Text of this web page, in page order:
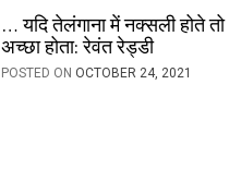
… यदि तेलंगाना में नक्सली होते तो
अच्छा होता: रेवंत रेड्डी
POSTED ON OCTOBER 24, 2021